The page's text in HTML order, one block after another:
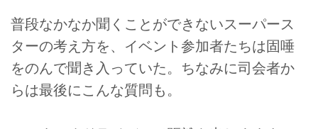
普段なかなか聞くことができないスーパース
ターの考え方を、イベント参加者たちは固唾
をのんで聞き入っていた。ちなみに司会者か
らは最後にこんな質問も。